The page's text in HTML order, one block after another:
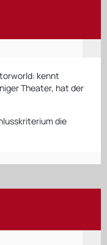
kennt
Theater, hat der
die